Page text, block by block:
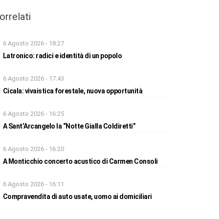
6 Agosto 2026 - 18:27
Latronico: radici e identità di un popolo
6 Agosto 2026 - 17:43
Cicala: vivaistica forestale, nuova opportunità
6 Agosto 2026 - 16:25
A Sant’Arcangelo la “Notte Gialla Coldiretti”
6 Agosto 2026 - 16:20
A Monticchio concerto acustico di Carmen Consoli
6 Agosto 2026 - 16:11
Compravendita di auto usate, uomo ai domiciliari